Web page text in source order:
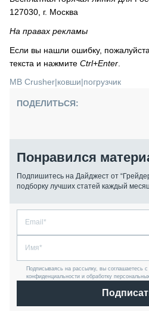
127030, г. Москва
На правах рекламы
Если вы нашли ошибку,
текста и нажмите Ctrl+Enter
MB Crusher|ковши|погрузчик
ПОДЕЛИТЬСЯ:
Понравился
Подпишитесь на Дайджест от
подборку лучших статей каждый
Подписываясь на рассылку, вы соглашаетесь
конфиденциальности и обработку